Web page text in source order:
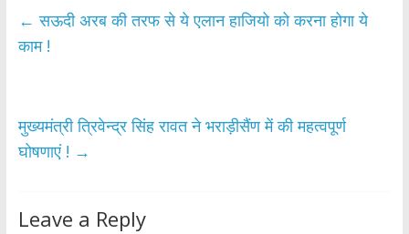
b
k
er s
p
e
← सऊदी अरब की तरफ से ये एलान हाजियो को करना होगा ये
काम !
मुख्यमंत्री त्रिवेन्द्र सिंह रावत ने भराड़ीसैंण में की महत्वपूर्ण
घोषणाएं ! →
Leave a Reply